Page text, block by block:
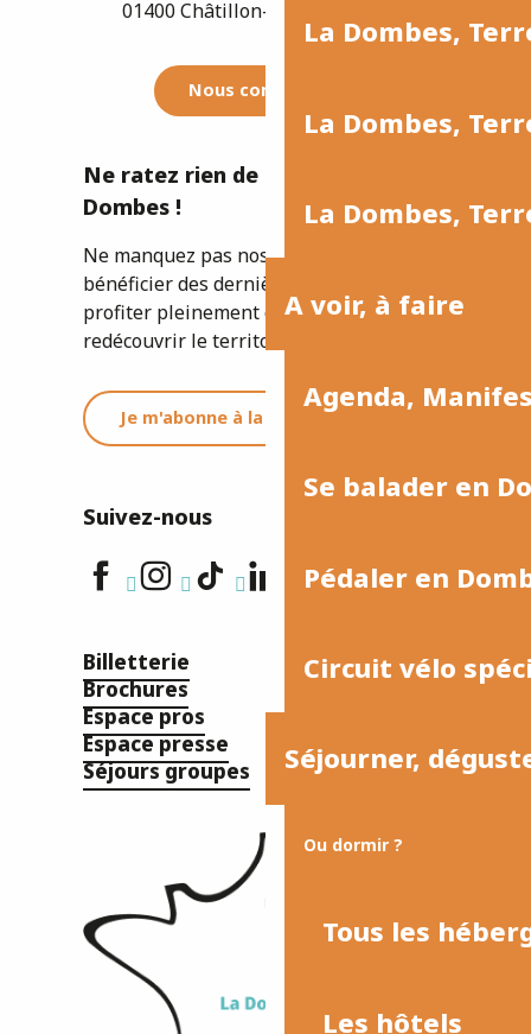
La Dombes,
La Dombes,
La Dombes,
A voir, à faire
Agenda,
Se balader en
Pédaler en
Circuit vélo
Séjourner,
Ou dormir ?
Tous les
Les hôtels
01400 Châtillon-sur-Chalaronne
Nous contacter
Ne ratez rien de l'actualité de la
Dombes !
Ne manquez pas nos newsletters pour
bénéficier des dernières informations et
profiter pleinement de votre séjour ou
redécouvrir le territoire.
Je m'abonne à la newsletter
Suivez-nous
Billetterie
Brochures
Espace pros
Espace presse
Séjours groupes